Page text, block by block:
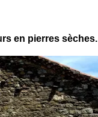
en pierres sèches.